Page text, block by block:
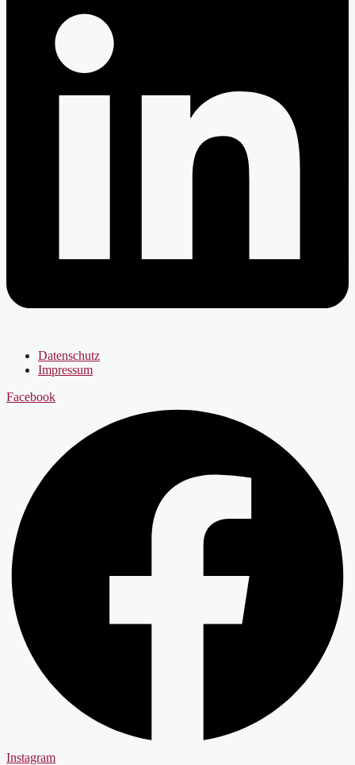
Datenschutz
Impressum
Facebook
Instagram